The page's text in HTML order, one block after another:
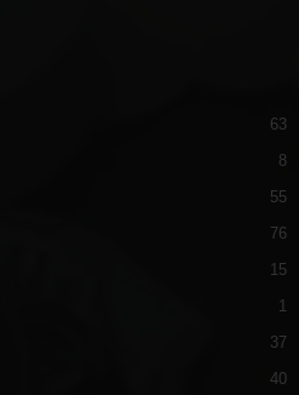
63
8
55
76
15
1
37
40